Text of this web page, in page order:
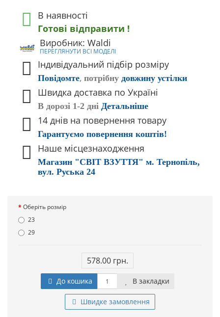
В наявності
Готові відправити !
Виробник: Waldi
ПЕРЕГЛЯНУТИ ВСІ МОДЕЛІ
Індивідуальний підбір розміру
Повідомте, потрібну довжину устілки
Швидка доставка по Україні
В дорозі 1-2 дні Детальніше
14 днів на повернення товару
Гарантуємо повернення коштів!
Наше місцезнаходження
Магазин "СВІТ ВЗУТТЯ" м. Тернопіль,
вул. Руська 24
Оберіть розмір
23
29
578.00 грн.
До кошика В закладки
Швидке замовлення